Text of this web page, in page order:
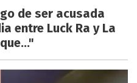
de ser acusada
entre Luck Ra y La